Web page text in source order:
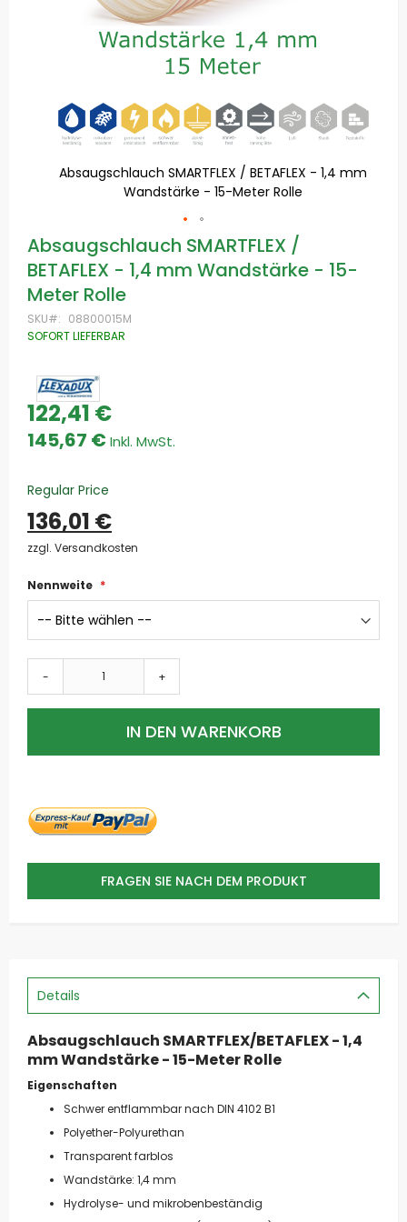
Absaugschlauch SMARTFLEX / BETAFLEX - 1,4 mm
Wandstärke - 15-Meter Rolle
Zum
Anfang
der
springen
Absaugschlauch SMARTFLEX /
BETAFLEX - 1,4 mm Wandstärke - 15-
Meter Rolle
SKU
08800015M
SOFORT LIEFERBAR
Special
Price
145,67 €
122,41 €
Regular Price
136,01 €
zzgl. Versandkosten
Nennweite
- +
IN DEN WARENKORB
FRAGEN SIE NACH DEM PRODUKT
Details
Absaugschlauch SMARTFLEX/BETAFLEX - 1,4
mm Wandstärke - 15-Meter Rolle
Eigenschaften
Schwer entflammbar nach DIN 4102 B1
Polyether-Polyurethan
Transparent farblos
Wandstärke: 1,4 mm
Hydrolyse- und mikrobenbeständig